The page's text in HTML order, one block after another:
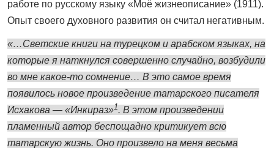
работе по русскому языку «Моё жизнеописание» (1911).
Опыт своего духовного развития он считал негативным.
«…Светские книги на турецком и арабском языках, на
которые я наткнулся совершенно случайно, возбудили
во мне какое-то сомнение… В это самое время
появилось новое произведение татарского писателя
Исхакова — «Инкираз»1. В этом произведении
пламенный автор беспощадно критикует всю
татарскую жизнь. Оно произвело на меня весьма